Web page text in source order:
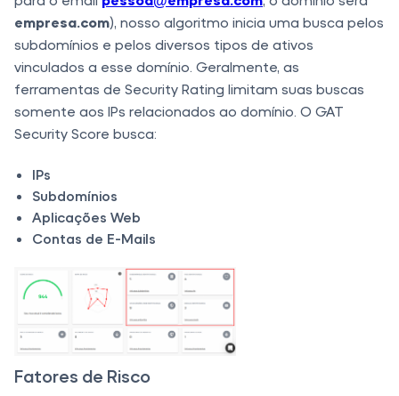
empresa.com), nosso algoritmo inicia uma busca pelos
subdomínios e pelos diversos tipos de ativos
vinculados a esse domínio. Geralmente, as
ferramentas de Security Rating limitam suas buscas
somente aos IPs relacionados ao domínio. O GAT
Security Score busca:
IPs
Subdomínios
Aplicações Web
Contas de E-Mails
Fatores de Risco